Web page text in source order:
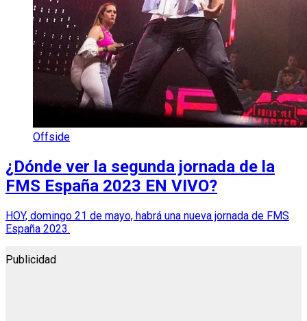
Offside
¿Dónde ver la segunda jornada de la
FMS España 2023 EN VIVO?
HOY, domingo 21 de mayo, habrá una nueva jornada de FMS
España 2023.
Publicidad